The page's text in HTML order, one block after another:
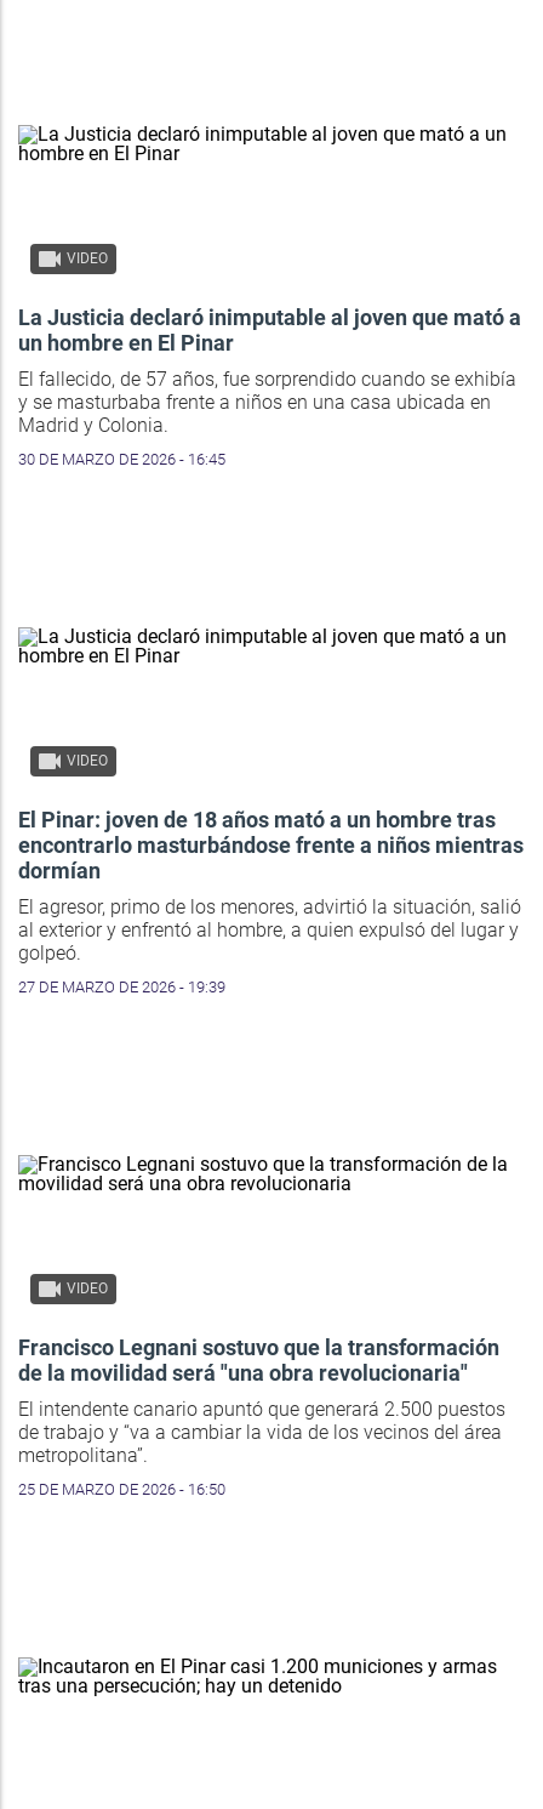
VIDEO
La Justicia declaró inimputable al joven que mató a
un hombre en El Pinar
El fallecido, de 57 años, fue sorprendido cuando se exhibía
y se masturbaba frente a niños en una casa ubicada en
Madrid y Colonia.
30 DE MARZO DE 2026 - 16:45
VIDEO
El Pinar: joven de 18 años mató a un hombre tras
encontrarlo masturbándose frente a niños mientras
dormían
El agresor, primo de los menores, advirtió la situación, salió
al exterior y enfrentó al hombre, a quien expulsó del lugar y
golpeó.
27 DE MARZO DE 2026 - 19:39
VIDEO
Francisco Legnani sostuvo que la transformación
de la movilidad será "una obra revolucionaria"
El intendente canario apuntó que generará 2.500 puestos
de trabajo y “va a cambiar la vida de los vecinos del área
metropolitana”.
25 DE MARZO DE 2026 - 16:50